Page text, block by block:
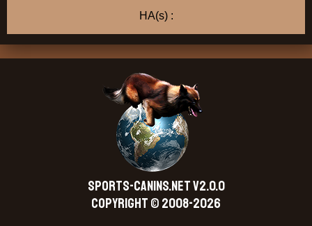
HA(s) :
SPORTS-CANINS.NET V2.0.0
Copyright © 2008-2026